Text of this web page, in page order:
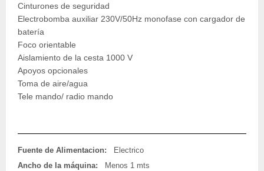
Cinturones de seguridad
Electrobomba auxiliar 230V/50Hz monofase con cargador de
batería
Foco orientable
Aislamiento de la cesta 1000 V
Apoyos opcionales
Toma de aire/agua
Tele mando/ radio mando
Fuente de Alimentacion:
Electrico
Ancho de la máquina:
Menos 1 mts